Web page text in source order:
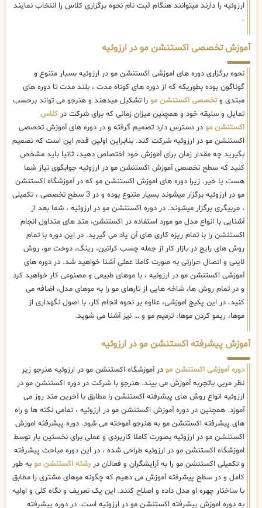
ارزوئیه را دارند میتوانند هنگام ثبت نام نحوه برگزاری کلاس را انتخاب نمایند
.
آموزش تخصصی اکستنشن مو در ارزوئیه
نحوه برگزاری دوره های اموزشی اکستنشن مو در ارزوئیه بسیار متنوع و
گوناگون بوده بطوریکه که از دوره های کوتاه مدت ، بلند مدت تا دوره های
مبتدی وتخصصی اکستنشن مو را تشکیل میدهند و هنرجو می تواند برحسب
تمایل و سلیقه خود و همچنین میزان زمانی که برای شرکت در کلاس
اکستنشن مو در دسترس دارد تصمیم گرفته و در دوره های آموزش تخصصی
اکستنشن مو در ارزوئیه شرکت کند. بنابراین اولین قدم این است که تصمیم
بگیرید چه مقدار زمان برای آموزش خود اختصاص دهید، ثانیا باید مشخص
کنید که سطح تخصصی آموزش اکستنشن مو در ارزوئیه جوابگوی نیاز شما
هست یا خیر. زیرا دوره های اموزش اکستنشن مو که در آموزشگاه اکستنشن
مو در ارزوئیه برگزار میشوند بسیار متنوع بوده و در 3 سطح تخصصی ، تکمیلی
، مربیگری برگزار میشوند. در دوره اکستنشن مو در ارزوئیه ، شما بعد از
آشنایی با انواع مدل مو مورد استفاده در اکستنشن، متد های متداول انجام
اکستنشن را با تمام ریزه کاری های آن یاد می گیرید. در این دوره با تمام
روش های رایج در بازار کار از جمله چسب کراتین، رینگ، دوخت مو، روش
لاینی و اتصال حرارتی به صورت کاملا عملی آشنا خواهید شد. در دوره های
آموزشی اکستنشن مو در ارزوئیه ، با موهای طبیعی و مصنوعی کار خواهید کرد
و در تمام روش ها، شاخه هایی از تارهای مو را به موهای مدل، اضافه می
کنید. در این پکیج اموزشی، علاوه بر نحوه انجام کار، با اصول نگهداری از
موها، ریمو کردن موها، ترمیم مو و … نیز آشنا می شوید.
آموزش پیشرفته اکستنشن مو در ارزوئیه
دوره آموزشی اکستنشن مو در آموزشگاه اکستنشن مو در ارزوئیه هنرجو زیر
نظر مربی باتجربه آموزش می بیند. هنرجو با شرکت در دوره اکستنشن مو در
ارزوئیه انواع روش های پیشرفته اکستنشن را مطابق با آخرین متد روز می
آموزد. همچنین در دوره آموزش اکستنشن مو در ارزوئیه ، تمامی نکته ها و راه
های پیشرفته اکستنشن مو به هنرجو آموخته می شود. دوره پیشرفته اموزش
اکستنشن مو در ارزوئیه بصورت کاملا کاربردی و عملی برای نخستین بار توسط
اموزشگاه اکستنشن مو در ارزوئیه طراحی شده ، در این دوره مباحث پیشرفته
و تکمیلی اکستنشن مو را به آرایشگران و فعالان در رشته اکستنشن مو به طور
کامل و در سطح پیشرفته آموزش می دهیم که چگونه موهای مشتری را مطابق
با ساختار چهره او مدل داده و اصلاح کنند. این یک تعریف و نگاه کلی و اولیه
به دوره اموزش پیشرفته اکستنشن مو در ارزوئیه است. در دوره پیشرفته